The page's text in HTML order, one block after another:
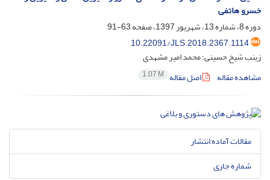
خسرو هاتفی
دوره 8، شماره 13، شهریور 1397، صفحه
63-91
10.22091/JLS.2018.2367.1114
زینب شیخ حسینی؛ محمد امیر مشهدی
مشاهده مقاله
اصل مقاله 1.07 M
مقالات آماده انتشار
شماره جاری